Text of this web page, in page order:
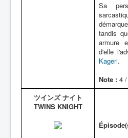
Sa
tandis
armure
d'elle
Kageri.
Note : 4
ツインズ ナイト
TWINS KNIGHT